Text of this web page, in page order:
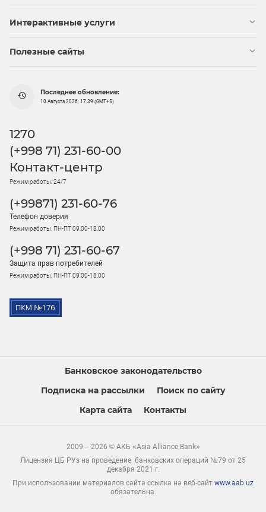
Интерактивные услуги
Полезные сайты
Последнее обновление:
10 Августа 2026, 17:39 (GMT+5)
1270
(+998 71) 231-60-00
Контакт-центр
Режим работы: 24/7
(+99871) 231-60-76
Телефон доверия
Режим работы: ПН-ПТ 09:00-18:00
(+998 71) 231-60-67
Защита прав потребителей
Режим работы: ПН-ПТ 09:00-18:00
Банковское законодательство
Подписка на рассылки
Поиск по сайту
Карта сайта
Контакты
2009 – 2026 © АКБ «Asia Alliance Bank»
Лицензия ЦБ РУз на проведение банковских операций №79 от 25
декабря 2021 г.
При использовании материалов сайта ссылка на веб-сайт www.aab.uz
обязательна.